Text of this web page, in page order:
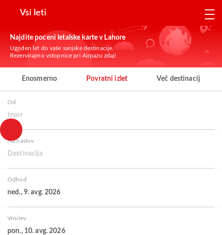
Vsi leti
Najdite poceni letalske karte v Lahore
Ugoden let do vaše sanjske destinacije.
Rezervirajmo vstopnice pri Airpazu zdaj!
Enosmerno Povratni izlet Več destinacij
Od
Izvor
Na naslov
Destinacija
Odhod
ned., 9. avg. 2026
Vrnitev
pon., 10. avg. 2026